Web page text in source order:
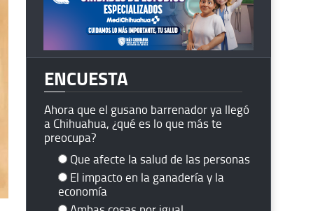
ENCUESTA
Ahora que el gusano barrenador ya llegó
a Chihuahua, ¿qué es lo que más te
preocupa?
Que afecte la salud de las personas
El impacto en la ganadería y la
economía